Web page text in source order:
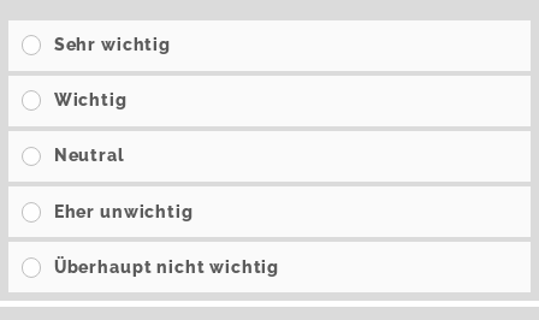
Sehr wichtig
Wichtig
Neutral
Eher unwichtig
Überhaupt nicht wichtig